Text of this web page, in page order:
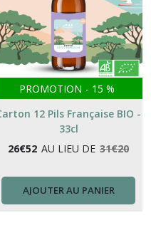
PROMOTION - 15 %
12 Pils Française BIO -
33cl
26€52 AU LIEU DE 31€20
AJOUTER AU PANIER